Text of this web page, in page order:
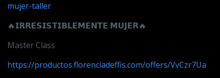
mujer-taller
🔥𝗜𝗥𝗥𝗘𝗦𝗜𝗦𝗧𝗜𝗕𝗟𝗘𝗠𝗘𝗡𝗧𝗘 𝗠𝗨𝗝𝗘𝗥🔥
Master Class
https://productos.florenciadeffis.com/offers/VvCzr7Ua